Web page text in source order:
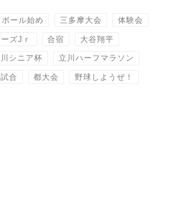
ボール始め 三多摩大会 体験会
ズJｒ 合宿 大谷翔平
シニア杯 立川ハーフマラソン
合 都大会 野球しようぜ！